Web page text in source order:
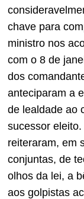
chave para
ministro nos
com o 8 de
dos
anteciparam a
de lealdade ao
sucessor
reiteraram, em
conjuntas, de
olhos da lei, a
aos golpistas